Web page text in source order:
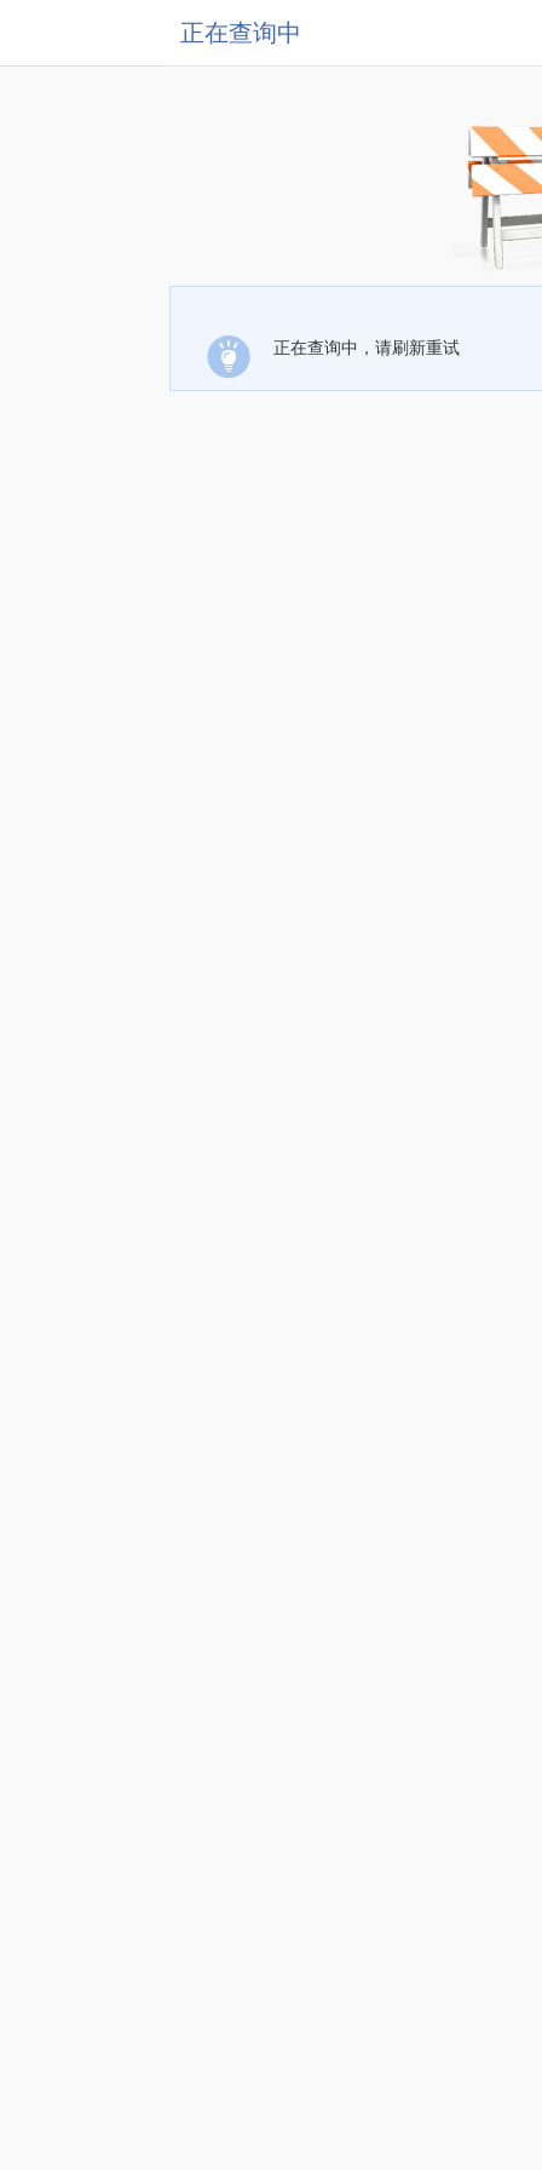
正在查询中
正在查询中，请刷新重试